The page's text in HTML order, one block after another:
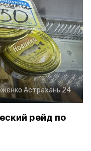
Астрахань 24
рейд по